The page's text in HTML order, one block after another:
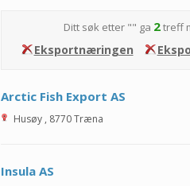
Ditt søk etter "" ga 2treff
Eksportnæringen
Arctic Fish Export AS
Husøy , 8770Træna
Insula AS